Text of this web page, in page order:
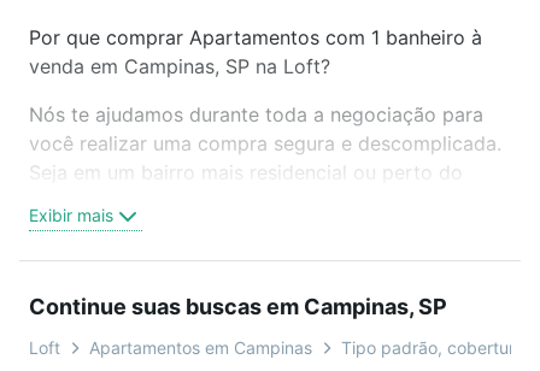
Por que comprar Apartamentos com 1 banheiro à
venda em Campinas, SP na Loft?
Nós te ajudamos durante toda a negociação para
você realizar uma compra segura e descomplicada.
Seja em um bairro mais residencial ou perto do
oferta ideal de Apartamentos com 1 banheiro à
venda em Campinas, SP para conquistar seu sonho.
é grátis, sem compromisso e você ainda conta com
mais de 46 mil corretores e imobiliárias te ajudando
Exibir mais
Continue suas buscas em Campinas, SP
Loft Apartamentos em Campinas Tipo padrão, cobertura,